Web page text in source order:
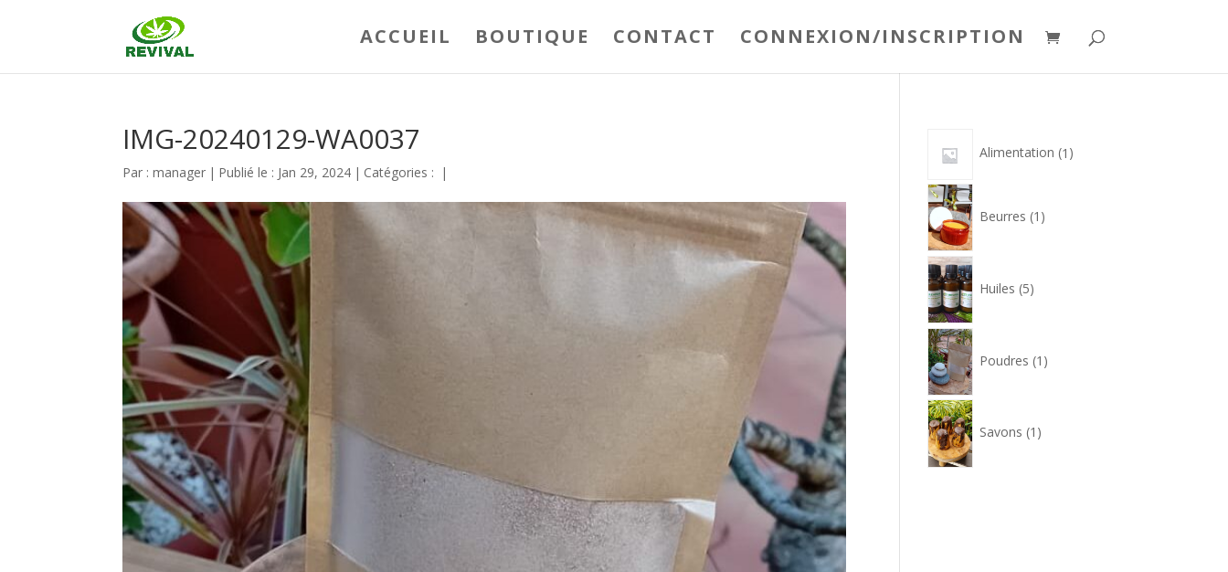
ACCUEIL BOUTIQUE CONTACT CONNEXION/INSCRIPTION
IMG-20240129-WA0037
Par :manager | Publié le : Jan 29, 2024 | Catégories : |
Alimentation 1 produit
Beurres 1 produit
Huiles 5produits
Poudres 1 produit
Savons 1 produit